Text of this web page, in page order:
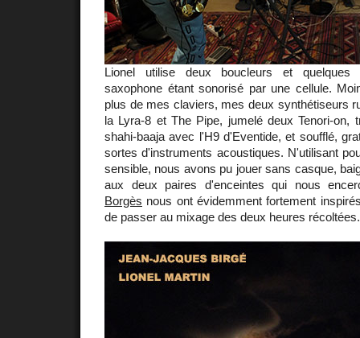
Lionel utilise deux boucleurs et quelques
saxophone étant sonorisé par une cellule.
plus de mes claviers, mes deux synthétiseurs
la Lyra-8 et The Pipe, jumelé deux Tenori-on,
shahi-baaja avec l'H9 d'Eventide, et soufflé,
sortes d'instruments acoustiques. N'utilisant
sensible, nous avons pu jouer sans casque,
aux deux paires d'enceintes qui nous
Borgès nous ont évidemment fortement
de passer au mixage des deux heures